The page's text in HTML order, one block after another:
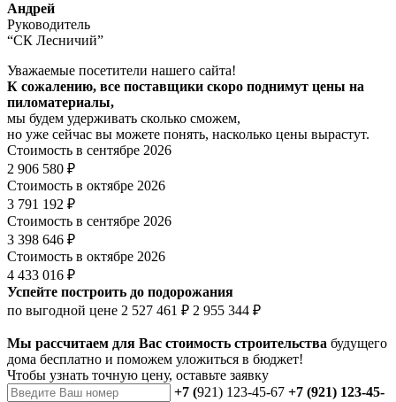
Андрей
Руководитель
“СК Лесничий”
Уважаемые посетители нашего сайта!
К сожалению, все поставщики скоро поднимут цены на
пиломатериалы,
мы будем удерживать сколько сможем,
но уже сейчас вы можете понять, насколько цены вырастут.
Стоимость в сентябре 2026
2 906 580 ₽
Стоимость в октябре 2026
3 791 192 ₽
Стоимость в сентябре 2026
3 398 646 ₽
Стоимость в октябре 2026
4 433 016 ₽
Успейте построить до подорожания
по выгодной цене 2 527 461 ₽ 2 955 344 ₽
Мы рассчитаем для Вас стоимость строительства будущего
дома бесплатно и поможем уложиться в бюджет!
Чтобы узнать точную цену, оставьте заявку
+7 (921) 123-45-67 +7 (921) 123-45-